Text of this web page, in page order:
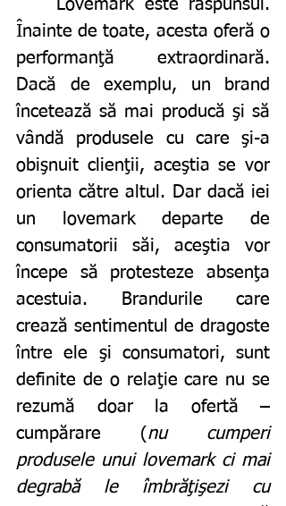
Înainte de toate, acesta oferă o
performanţă extraordinară.
Dacă de exemplu, un brand
încetează să mai producă şi să
vândă produsele cu care şi-a
obişnuit clienţii, aceştia se vor
orienta către altul. Dar dacă iei
un lovemark departe de
consumatorii săi, aceştia vor
începe să protesteze absenţa
acestuia. Brandurile care
crează sentimentul de dragoste
între ele şi consumatori, sunt
definite de o relaţie care nu se
rezumă doar la ofertă –
cumpărare ( nu cumperi
produsele unui lovemark ci mai
degrabă le îmbrăţişezi cu